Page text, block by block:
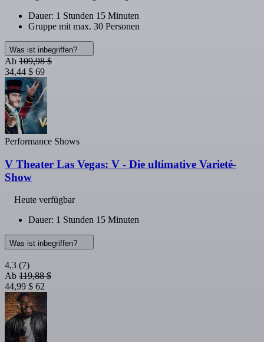
Dauer: 1 Stunden 15 Minuten
Gruppe mit max. 30 Personen
Was ist inbegriffen?
Ab 109,98 $
34,44 $ 69
Performance Shows
V Theater Las Vegas: V - Die ultimative Varieté-
Show
Heute verfügbar
Dauer: 1 Stunden 15 Minuten
Was ist inbegriffen?
4,3 (7)
Ab 119,88 $
44,99 $ 62